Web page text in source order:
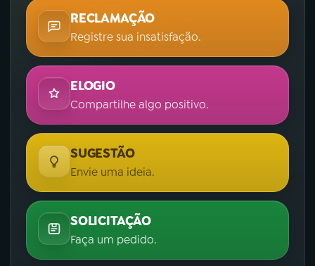
RECLAMAÇÃO
Registre sua insatisfação.
ELOGIO
Compartilhe algo positivo.
SUGESTÃO
Envie uma ideia.
SOLICITAÇÃO
Faça um pedido.